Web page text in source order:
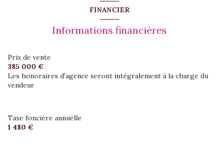
salle de bain
salon/sejour
24.43 m²
cuisine
FINANCIER
Informations financières
Prix de vente
385 000 €
Les honoraires d'agence seront intégralement à la charge du
vendeur
Taxe foncière annuelle
1 480 €